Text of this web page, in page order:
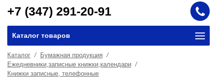
+7 (347) 291-20-91
Каталог товаров
Каталог
Бумажная продукция
Ежедневники,записные книжки,календари
Книжки записные, телефонные